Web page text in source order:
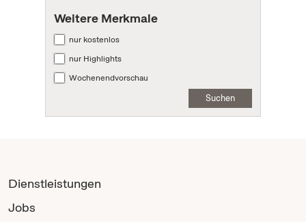
Weitere Merkmale
nur kostenlos
nur Highlights
Wochenendvorschau
Suchen
Dienstleistungen
Jobs